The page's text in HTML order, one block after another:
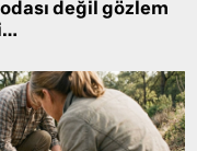
değil gözlem